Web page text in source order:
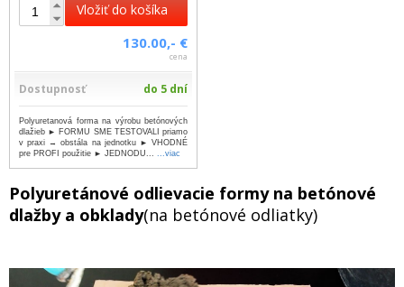
Vložiť do košíka
130.00,- €
cena
Dostupnosť do 5 dní
Polyuretanová forma na výrobu betónových
dlažieb ► FORMU SME TESTOVALI priamo
v praxi → obstála na jednotku ► VHODNÉ
pre PROFI použitie ► JEDNODU... ...viac
Polyuretánové odlievacie formy na betónové
dlažby a obklady(na betónové odliatky)